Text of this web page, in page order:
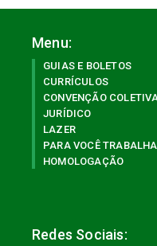
Menu:
GUIAS E BOLETOS
CURRÍCULOS
CONVENÇÃO
JURÍDICO
LAZER
PARA VOCÊ
HOMOLOGAÇÃO
Redes Sociais: